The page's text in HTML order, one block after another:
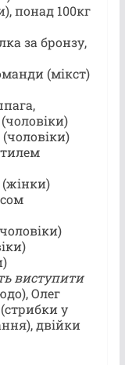
понад 100кг
за бронзу,
(мікст)
(жінки)
виступити
Олег
у
двійки